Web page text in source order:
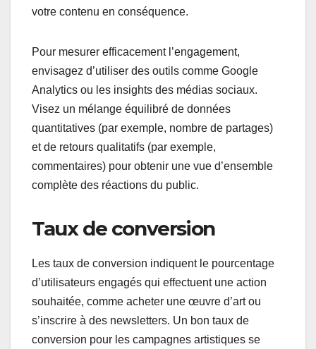
votre contenu en conséquence.
Pour mesurer efficacement l’engagement,
envisagez d’utiliser des outils comme Google
Analytics ou les insights des médias sociaux.
Visez un mélange équilibré de données
quantitatives (par exemple, nombre de partages)
et de retours qualitatifs (par exemple,
commentaires) pour obtenir une vue d’ensemble
complète des réactions du public.
Taux de conversion
Les taux de conversion indiquent le pourcentage
d’utilisateurs engagés qui effectuent une action
souhaitée, comme acheter une œuvre d’art ou
s’inscrire à des newsletters. Un bon taux de
conversion pour les campagnes artistiques se